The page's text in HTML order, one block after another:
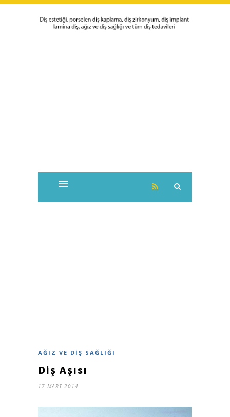
AĞIZ VE DIŞ SAĞLIĞI
Diş Aşısı
17 MART 2014